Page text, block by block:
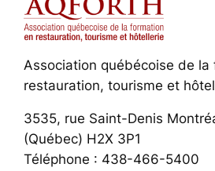
Association québécoise de la
restauration, tourisme et
3535, rue Saint-Denis
(Québec) H2X 3P1
Téléphone : 438-466-5400